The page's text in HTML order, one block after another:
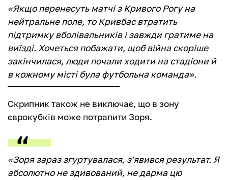
«Якщо перенесуть матчі з Кривого Рогу на
нейтральне поле, то Кривбас втратить
підтримку вболівальників і завжди гратиме на
виїзді. Хочеться побажати, щоб війна скоріше
закінчилася, люди почали ходити на стадіони й
в кожному місті була футбольна команда».
Скрипник також не виключає, що в зону
єврокубків може потрапити Зоря.
«Зоря зараз згуртувалася, з'явився результат. Я
абсолютно не здивований, не дарма цю